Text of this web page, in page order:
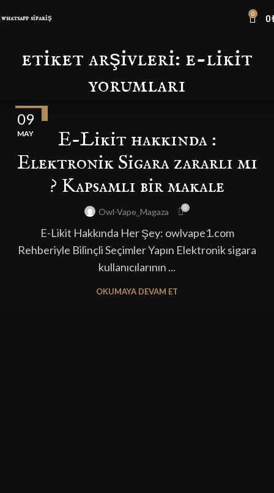
whatsapp sipariş 0 0
etiket arşivleri: e-likit
yorumları
09
MAY
BLOG
E-Likit hakkında :
Elektronik Sigara zararlı mı
? Kapsamlı bir makale
Owl-Vape_Magaza 0
E-Likit Hakkında Her Şey: owlvape1.com
Rehberiyle Bilinçli Seçimler Yapın Elektronik sigara
kullanıcılarının ...
OKUMAYA DEVAM ET